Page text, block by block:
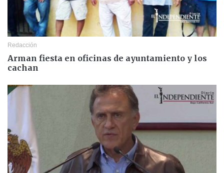
Redacción
Arman fiesta en oficinas de ayuntamiento y los
cachan